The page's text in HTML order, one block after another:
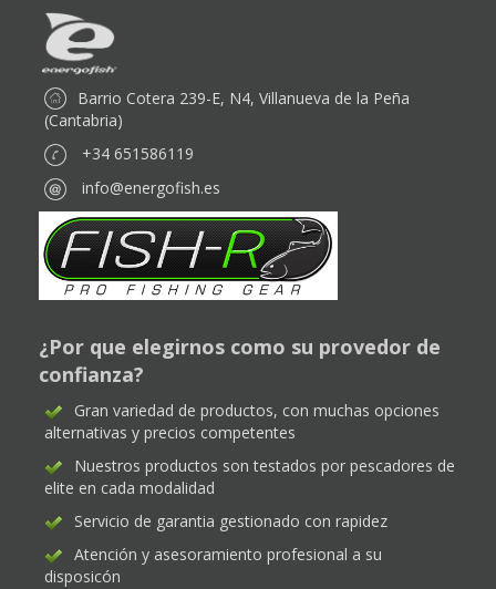
Barrio Cotera 239-E, N4, Villanueva de la Peña
(Cantabria)
+34 651586119
info@energofish.es
¿Por que elegirnos como su provedor de
confianza?
Gran variedad de productos, con muchas opciones
alternativas y precios competentes
Nuestros productos son testados por pescadores de
elite en cada modalidad
Servicio de garantia gestionado con rapidez
Atención y asesoramiento profesional a su
disposicón